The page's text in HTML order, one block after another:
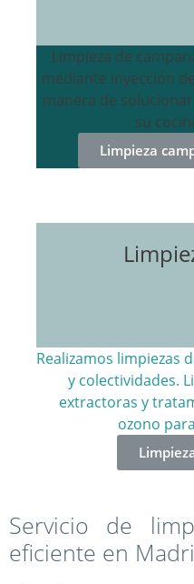
Limpieza de
mediante inyección
manera de
su
Limpieza
Realizamos limpiezas
y colectividades.
extractoras y
ozono
Servicio de
eficiente en